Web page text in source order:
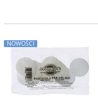
NOWOŚCI